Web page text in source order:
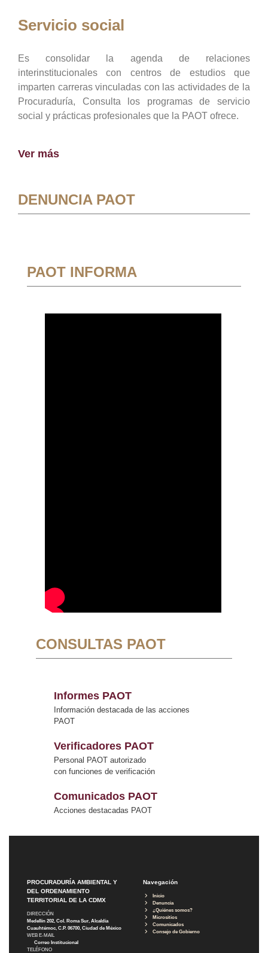
Servicio social
Es consolidar la agenda de relaciones
interinstitucionales con centros de estudios que
imparten carreras vinculadas con las actividades de la
Procuraduría, Consulta los programas de servicio
social y prácticas profesionales que la PAOT ofrece.
Ver más
DENUNCIA PAOT
PAOT INFORMA
CONSULTAS PAOT
Informes PAOT
Información destacada de las acciones
PAOT
Verificadores PAOT
Personal PAOT autorizado
con funciones de verificación
Comunicados PAOT
Acciones destacadas PAOT
PROCURADURÍA AMBIENTAL Y
DEL ORDENAMIENTO
TERRITORIAL DE LA CDMX
DIRECCIÓN
Medellín 202, Col. Roma Sur, Alcaldía
Cuauhtémoc, C.P. 06700, Ciudad de México
WEB E-MAIL
Correo Institucional
TELÉFONO
Navegación
Inicio
Denuncia
¿Quiénes somos?
Micrositios
Comunicados
Consejo de Gobierno